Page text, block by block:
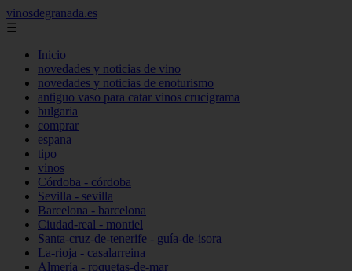
vinosdegranada.es
☰
Inicio
novedades y noticias de vino
novedades y noticias de enoturismo
antiguo vaso para catar vinos crucigrama
bulgaria
comprar
espana
tipo
vinos
Córdoba - córdoba
Sevilla - sevilla
Barcelona - barcelona
Ciudad-real - montiel
Santa-cruz-de-tenerife - guía-de-isora
La-rioja - casalarreina
Almería - roquetas-de-mar